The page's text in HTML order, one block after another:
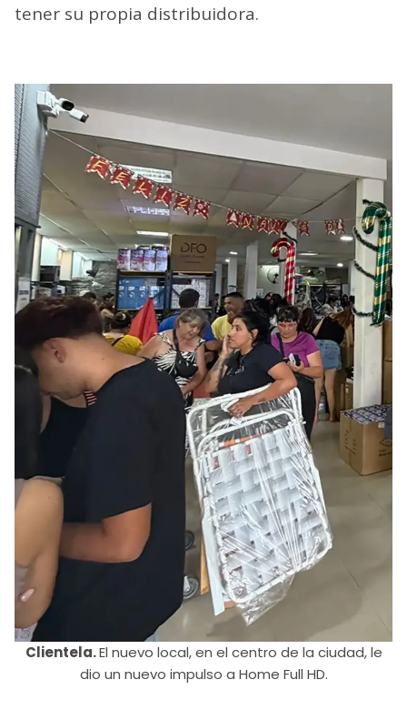
tener su propia distribuidora.
Clientela.El nuevo local, en el centro de la ciudad, le
dio un nuevo impulso a Home Full HD.